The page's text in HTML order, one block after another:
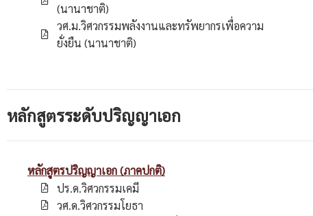
(นานาชาติ)
วศ.ม.วิศวกรรมพลังงานและทรัพยากรเพื่อความ
ยั่งยืน (นานาชาติ)
หลักสูตรระดับปริญญาเอก
หลักสูตรปริญญาเอก (ภาคปกติ)
ปร.ด.วิศวกรรมเคมี
วศ.ด.วิศวกรรมโยธา